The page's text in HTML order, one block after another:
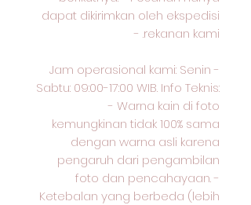
dapat dikirimkan oleh ekspedisi
rekanan kami. -
Jam operasional kami: Senin -
Sabtu: 09:00-17:00 WIB. Info Teknis:
- Warna kain di foto
kemungkinan tidak 100% sama
dengan warna asli karena
pengaruh dari pengambilan
foto dan pencahayaan. -
Ketebalan yang berbeda (lebih